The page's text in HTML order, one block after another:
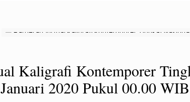
Kaligrafi Kontemporer
2020 Pukul 00.00 WIB